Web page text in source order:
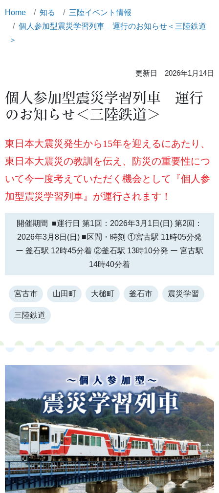
Home 知る
三陸イベント情報
個人参加型震災学習列車 運行のお知らせ＜三陸鉄道
＞
更新日 2026年1月14日
個人参加型震災学習列車 運行
のお知らせ＜三陸鉄道＞
東日本大震災発生から15年を迎えるにあたり、
東日本大震災の教訓を伝え、防災の重要性につ
いて今一度考えていただく機会として『個人参
加型震災学習列車』が運行されます！
開催期間 ■運行日 第1回：2026年3月1日(日) 第2回：
2026年3月8日(日) ■区間・時刻 ①宮古駅 11時05分発
ー 釜石駅 12時45分着 ②釜石駅 13時10分発 ー 宮古駅
14時40分着
宮古市 山田町 大槌町 釜石市 震災学習
三陸鉄道